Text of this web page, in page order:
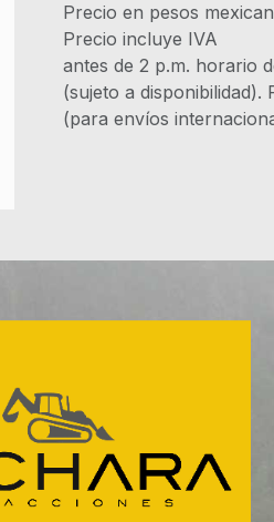
Precio en pesos
Precio incluye
antes de 2 p.m. horario
(sujeto a
(para envíos